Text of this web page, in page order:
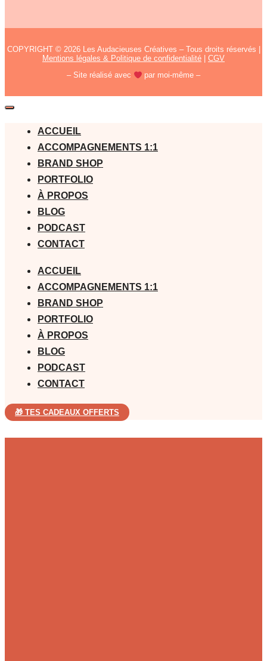
COPYRIGHT © 2026 Les Audacieuses Créatives – Tous droits réservés |
Mentions légales & Politique de confidentialité
CGV
– Site réalisé avec
par moi-même –
ACCUEIL
ACCOMPAGNEMENTS 1:1
BRAND SHOP
PORTFOLIO
À PROPOS
BLOG
PODCAST
CONTACT
ACCUEIL
ACCOMPAGNEMENTS 1:1
BRAND SHOP
PORTFOLIO
À PROPOS
BLOG
PODCAST
CONTACT
🎁 TES CADEAUX OFFERTS